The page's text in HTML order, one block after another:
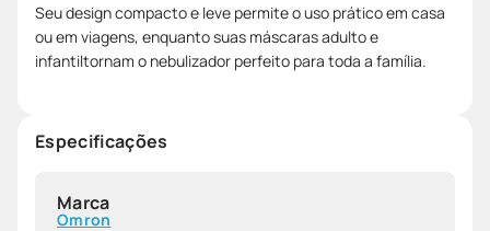
Seu design compacto e leve permite o uso prático em casa
ou em viagens, enquanto suas máscaras adulto e
infantiltornam o nebulizador perfeito para toda a família.
Especificações
Marca
Omron